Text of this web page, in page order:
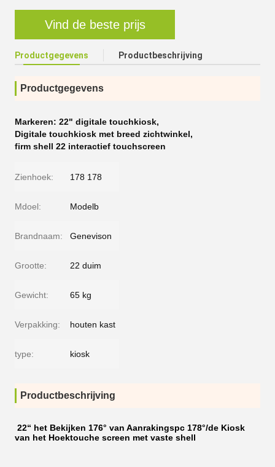
Vind de beste prijs
Productgegevens Productbeschrijving
Productgegevens
Markeren: 22" digitale touchkiosk,
Digitale touchkiosk met breed zichtwinkel,
firm shell 22 interactief touchscreen
Zienhoek: 178 178
Mdoel: Modelb
Brandnaam: Genevison
Grootte: 22 duim
Gewicht: 65 kg
Verpakking: houten kast
type: kiosk
Productbeschrijving
22“ het Bekijken 176° van Aanrakingspc 178°/de Kiosk
van het Hoektouche screen met vaste shell